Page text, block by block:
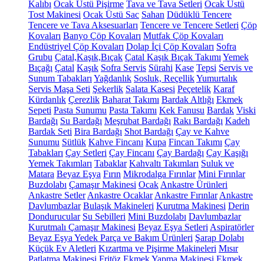
Kalıbı Ocak Üstü Pişirme Tava ve Tava Setleri Ocak Üstü
Tost Makinesi Ocak Üstü Sac Sahan Düdüklü Tencere
Tencere ve Tava Aksesuarları Tencere ve Tencere Setleri Çöp
Kovaları Banyo Çöp Kovaları Mutfak Çöp Kovaları
Endüstriyel Çöp Kovaları Dolap İçi Çöp Kovaları Sofra
Grubu Çatal,Kaşık,Bıçak Çatal Kaşık Bıçak Takımı Yemek
Bıçağı Çatal Kaşık Sofra Servis Sürahi Kase Tepsi Servis ve
Sunum Tabakları Yağdanlık Sosluk, ReçellikYumurtalık
Servis Maşa Seti Şekerlik Salata Kasesi Peçetelik Karaf
Kürdanlık Çerezlik Baharat Takımı Bardak Altlığı Ekmek
Sepeti Pasta Sunumu Pasta Takımı Kek Fanusu Bardak Viski
Bardağı Su Bardağı Meşrubat Bardağı Rakı Bardağı Kadeh
Bardak Seti Bira Bardağı Shot Bardağı Çay ve Kahve
Sunumu Sütlük Kahve Fincanı Kupa Fincan Takımı Çay
Tabakları Çay Setleri Çay Fincanı Çay Bardağı Çay Kaşığı
Yemek Takımları Tabaklar Kahvaltı Takımları Suluk ve
Matara Beyaz Eşya Fırın Mikrodalga Fırınlar Mini Fırınlar
Buzdolabı Çamaşır Makinesi Ocak Ankastre Ürünleri
Ankastre Setler Ankastre Ocaklar Ankastre Fırınlar Ankastre
Davlumbazlar Bulaşık Makineleri Kurutma Makinesi Derin
Dondurucular Su Sebilleri Mini Buzdolabı Davlumbazlar
Kurutmalı Çamaşır Makinesi Beyaz Eşya Setleri Aspiratörler
Beyaz Eşya Yedek Parça ve Bakım Ürünleri Şarap Dolabı
Küçük Ev Aletleri Kızartma ve Pişirme Makineleri Mısır
Patlatma Makinesi Fritöz Ekmek Yapma Makinesi Ekmek